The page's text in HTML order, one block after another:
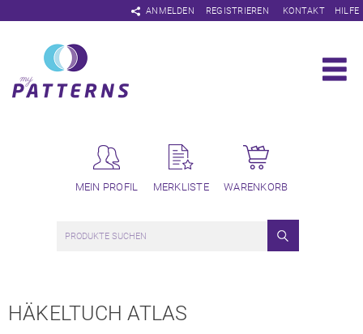
ANMELDEN
Navigation
überspringen
REGISTRIEREN KONTAKT HILFE
MEIN PROFIL MERKLISTE WARENKORB
HÄKELTUCH ATLAS